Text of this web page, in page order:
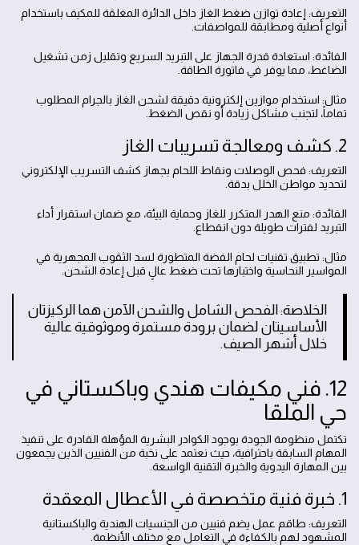
التعريف: إعادة توازن ضغط الغاز داخل الدائرة المغلقة للمكيف باستخدام
أنواع أصلية ومطابقة للمواصفات.
الفائدة: استعادة قدرة الجهاز على التبريد السريع وتقليل زمن تشغيل
الضاغط، مما يوفر في فاتورة الطاقة.
مثال: استخدام موازين إلكترونية دقيقة لشحن الغاز بالجرام المطلوب
تماماً، لتجنب مشاكل زيادة أو نقص الضغط.
2. كشف ومعالجة تسريبات الغاز
التعريف: فحص الوصلات ونقاط اللحام بجهاز كشف التسريب الإلكتروني
لتحديد مواطن الخلل بدقة.
الفائدة: منع الهدر المتكرر للغاز وحماية البيئة، مع ضمان استقرار أداء
التبريد لفترات طويلة دون انقطاع.
مثال: تطبيق تقنيات لحام الفضة المتطورة لسد الثقوب المجهرية في
المواسير النحاسية واختبارها تحت ضغط عالٍ قبل إعادة الشحن.
الخلاصة: الفحص الشامل والشحن الآمن هما الركيزتان
الأساسيتان لضمان برودة مستمرة وموثوقية عالية
خلال أشهر الصيف.
12. فني مكيفات هندي وباكستاني في
حي الملقا
تكتمل منظومة الجودة بوجود الكوادر البشرية المؤهلة القادرة على تنفيذ
المهام السابقة باحترافية، حيث نعتمد على نخبة من الفنيين الذين يجمعون
بين المهارة اليدوية والخبرة التقنية الواسعة.
1. خبرة فنية متخصصة في الأعطال المعقدة
التعريف: طاقم عمل يضم فنيين من الجنسيات الهندية والباكستانية
المشهود لهم بالكفاءة في التعامل مع مختلف الأنظمة.